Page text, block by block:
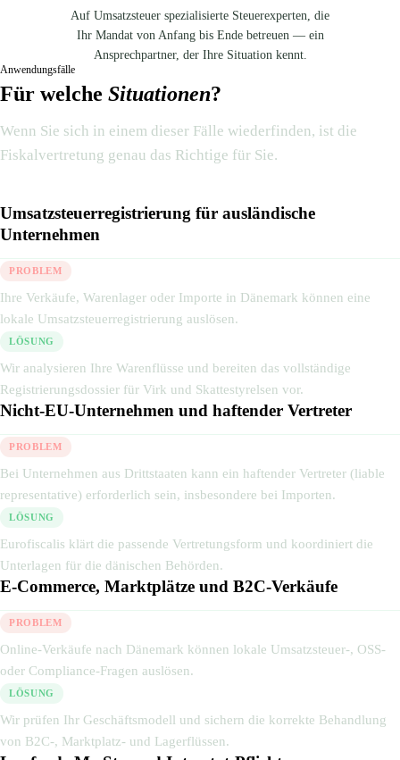
Auf Umsatzsteuer spezialisierte Steuerexperten, die
Ihr Mandat von Anfang bis Ende betreuen — ein
Ansprechpartner, der Ihre Situation kennt.
Anwendungsfälle
Für welche Situationen?
Wenn Sie sich in einem dieser Fälle wiederfinden, ist die
Fiskalvertretung genau das Richtige für Sie.
Umsatzsteuerregistrierung für ausländische
Unternehmen
PROBLEM
Ihre Verkäufe, Warenlager oder Importe in Dänemark können eine
lokale Umsatzsteuerregistrierung auslösen.
LÖSUNG
Wir analysieren Ihre Warenflüsse und bereiten das vollständige
Registrierungsdossier für Virk und Skattestyrelsen vor.
Nicht-EU-Unternehmen und haftender Vertreter
PROBLEM
Bei Unternehmen aus Drittstaaten kann ein haftender Vertreter (liable
representative) erforderlich sein, insbesondere bei Importen.
LÖSUNG
Eurofiscalis klärt die passende Vertretungsform und koordiniert die
Unterlagen für die dänischen Behörden.
E-Commerce, Marktplätze und B2C-Verkäufe
PROBLEM
Online-Verkäufe nach Dänemark können lokale Umsatzsteuer-, OSS-
oder Compliance-Fragen auslösen.
LÖSUNG
Wir prüfen Ihr Geschäftsmodell und sichern die korrekte Behandlung
von B2C-, Marktplatz- und Lagerflüssen.